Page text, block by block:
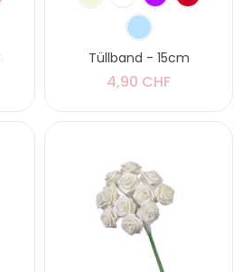
Tüllband - 15cm
4,90 CHF